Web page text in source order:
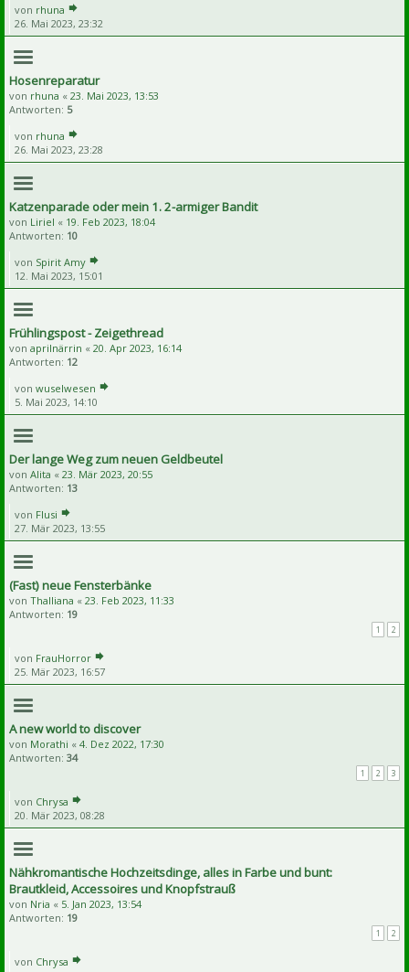
von rhuna
26. Mai 2023, 23:32
Hosenreparatur
von rhuna « 23. Mai 2023, 13:53
Antworten: 5
von rhuna
26. Mai 2023, 23:28
Katzenparade oder mein 1. 2-armiger Bandit
von Liriel « 19. Feb 2023, 18:04
Antworten: 10
von Spirit Amy
12. Mai 2023, 15:01
Frühlingspost - Zeigethread
von aprilnärrin « 20. Apr 2023, 16:14
Antworten: 12
von wuselwesen
5. Mai 2023, 14:10
Der lange Weg zum neuen Geldbeutel
von Alita « 23. Mär 2023, 20:55
Antworten: 13
von Flusi
27. Mär 2023, 13:55
(Fast) neue Fensterbänke
von Thalliana « 23. Feb 2023, 11:33
Antworten: 19
1 2
von FrauHorror
25. Mär 2023, 16:57
A new world to discover
von Morathi « 4. Dez 2022, 17:30
Antworten: 34
1 2 3
von Chrysa
20. Mär 2023, 08:28
Nähkromantische Hochzeitsdinge, alles in Farbe und bunt:
Brautkleid, Accessoires und Knopfstrauß
von Nria « 5. Jan 2023, 13:54
Antworten: 19
1 2
von Chrysa